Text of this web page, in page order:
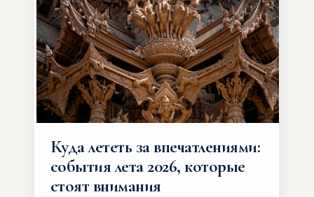
способен подарить совершенно иной
формат путешествия.
Куда лететь за впечатлениями:
события лета 2026, которые
стоят внимания